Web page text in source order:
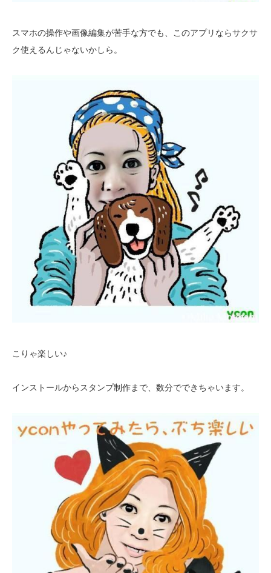
スマホの操作や画像編集が苦手な方でも、このアプリならサクサ
ク使えるんじゃないかしら。
こりゃ楽しい♪
インストールからスタンプ制作まで、数分でできちゃいます。